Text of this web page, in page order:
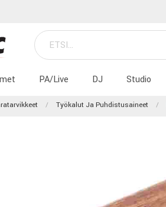
PA/Live DJ Studio
Työkalut Ja Puhdistusaineet